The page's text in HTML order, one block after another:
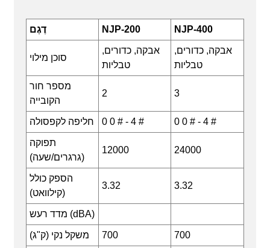
דֶגֶם NJP-200 NJP-400
סוכן מילוי
אבקה, כדורים,
טבליות
אבקה, כדורים,
טבליות
מספר חור
הקובייה
2 3
חליפה לקפסולה 0 0 # - 4 # 0 0 # - 4 #
תפוקה
(גרגרים/שעה)
12000 24000
הספק כולל
(קילוואט)
3.32 3.32
מדד רעש (dBA)
משקל נקי (ק"ג) 700 700